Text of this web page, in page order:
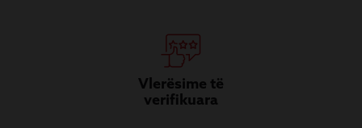
Vlerësime të
verifikuara